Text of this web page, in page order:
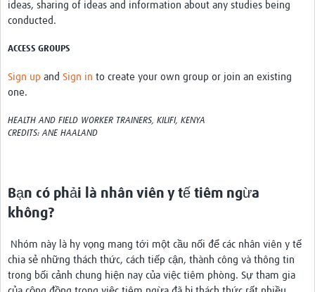
TẬP HUẤN
Welcome to ROOTS
Our Activities
Events
ideas, sharing of ideas and information about any studies being
conducted.
ACCESS GROUPS
Sign up and Sign in to create your own group or join an existing
one.
HEALTH AND FIELD WORKER TRAINERS, KILIFI, KENYA
CREDITS: ANE HAALAND
Bạn có phải là nhân viên y tế tiêm ngừa
không?
Nhóm này là hy vọng mang tới một cầu nối để các nhân viên y tế
chia sẻ những thách thức, cách tiếp cận, thành công và thông tin
trong bối cảnh chung hiện nay của việc tiêm phòng. Sự tham gia